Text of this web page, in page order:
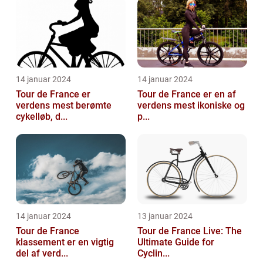
14 januar 2024
Tour de France er
verdens mest berømte
cykelløb, d...
14 januar 2024
Tour de France er en af
verdens mest ikoniske og
p...
14 januar 2024
Tour de France
klassement er en vigtig
del af verd...
13 januar 2024
Tour de France Live: The
Ultimate Guide for
Cyclin...